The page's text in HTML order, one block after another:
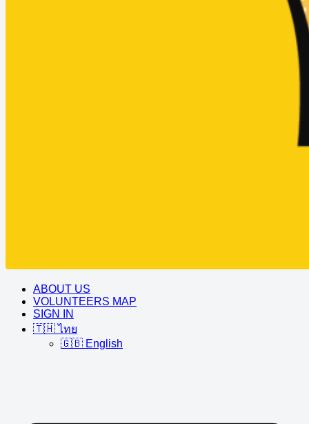
ABOUT US
VOLUNTEERS MAP
SIGN IN
🇹🇭 ไทย
🇬🇧 English